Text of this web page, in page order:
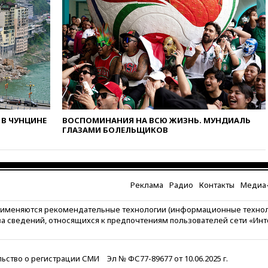
11:41ТПП предлагает
изменить процедуру
банкротства для
пострадавших от атак БПЛА
продавцов
11:38Шадаев исключил
запуск мессенджера на
«Госуслугах»
11:22При стрельбе в школе в
Таиланде погибли пять
человек
11:19Россия рассчитывает
соглашения с Индонезией и
Малайзией
11:04«Ведомости»: на партию
«Яблоко» ополчились
конкуренты
10:59Торговые центры и кафе
раздавать питьевую воду
ЧУНЦИНЕ
ВОСПОМИНАНИЯ НА ВСЮ ЖИЗНЬ. МУНДИАЛЬ
ГЛАЗАМИ БОЛЕЛЬЩИКОВ
Реклама Радио Контакты
рекомендательные технологии (информационные
сведений, относящихся к предпочтениям пользователей сети
о регистрации СМИ Эл № ФС77-89677 от 10.06.2025 г.